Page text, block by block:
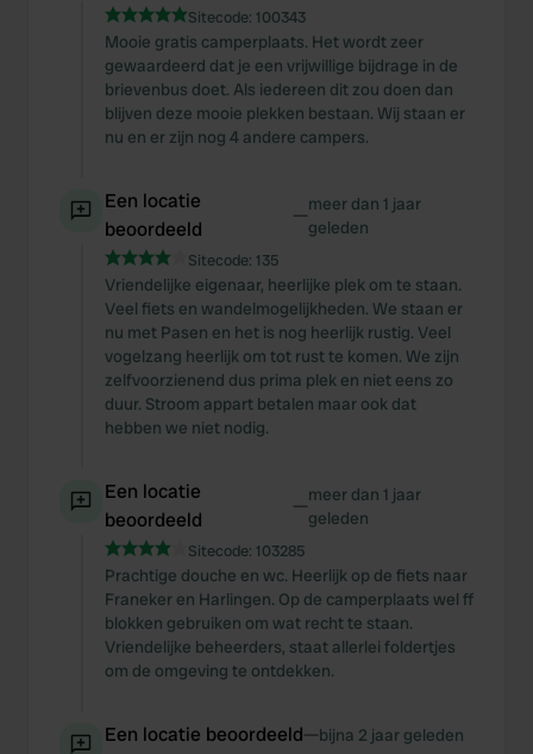
Sitecode: 100343
Mooie gratis camperplaats. Het wordt zeer
gewaardeerd dat je een vrijwillige bijdrage in de
brievenbus doet. Als iedereen dit zou doen dan
blijven deze mooie plekken bestaan. Wij staan er
nu en er zijn nog 4 andere campers.
Een locatie
beoordeeld
—meer dan 1 jaar
geleden
Sitecode: 135
Vriendelijke eigenaar, heerlijke plek om te staan.
Veel fiets en wandelmogelijkheden. We staan er
nu met Pasen en het is nog heerlijk rustig. Veel
vogelzang heerlijk om tot rust te komen. We zijn
zelfvoorzienend dus prima plek en niet eens zo
duur. Stroom appart betalen maar ook dat
hebben we niet nodig.
Een locatie
beoordeeld
—meer dan 1 jaar
geleden
Sitecode: 103285
Prachtige douche en wc. Heerlijk op de fiets naar
Franeker en Harlingen. Op de camperplaats wel ff
blokken gebruiken om wat recht te staan.
Vriendelijke beheerders, staat allerlei foldertjes
om de omgeving te ontdekken.
Een locatie beoordeeld—bijna 2 jaar geleden